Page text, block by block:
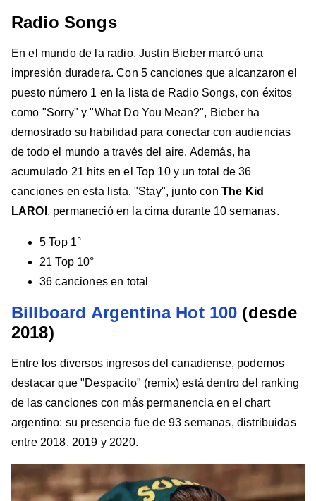
Radio Songs
En el mundo de la radio, Justin Bieber marcó una
impresión duradera. Con 5 canciones que alcanzaron el
puesto número 1 en la lista de Radio Songs, con éxitos
como "Sorry" y "What Do You Mean?", Bieber ha
demostrado su habilidad para conectar con audiencias
de todo el mundo a través del aire. Además, ha
acumulado 21 hits en el Top 10 y un total de 36
canciones en esta lista. "Stay", junto con The Kid
LAROI . permaneció en la cima durante 10 semanas.
5 Top 1°
21 Top 10°
36 canciones en total
Billboard Argentina Hot 100 (desde
2018)
Entre los diversos ingresos del canadiense, podemos
destacar que "Despacito" (remix) está dentro del ranking
de las canciones con más permanencia en el chart
argentino: su presencia fue de 93 semanas, distribuidas
entre 2018, 2019 y 2020.